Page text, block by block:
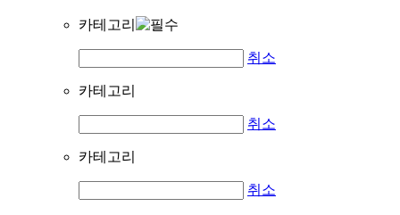
카테고리
취소
카테고리
취소
카테고리
취소